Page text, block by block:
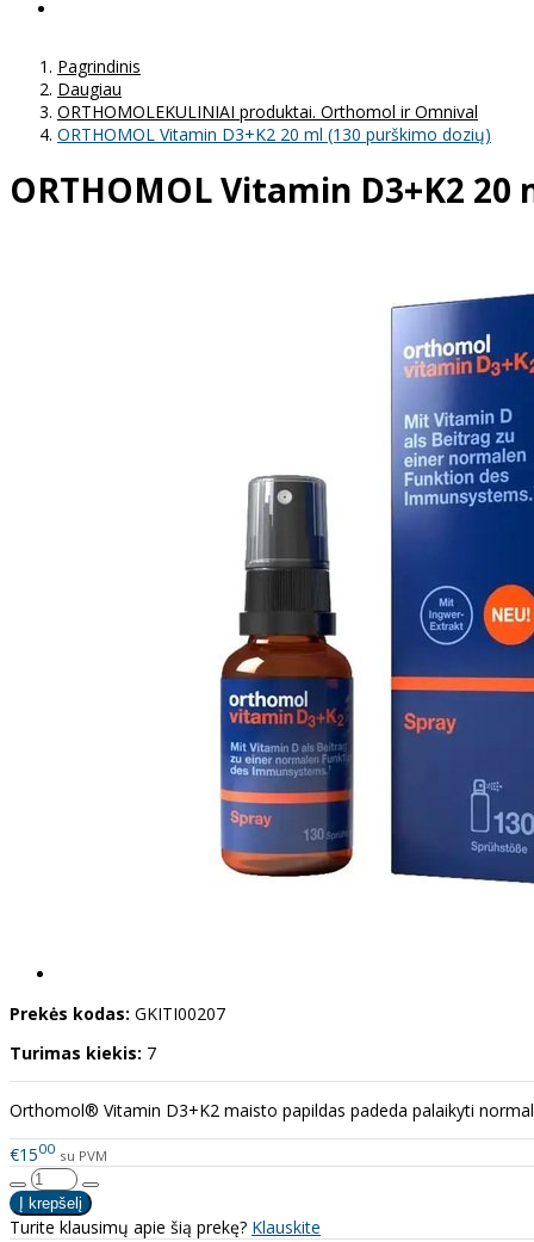
Pagrindinis
Daugiau
ORTHOMOLEKULINIAI produktai. Orthomol ir Omnival
ORTHOMOL Vitamin D3+K2 20 ml (130 purškimo dozių)
ORTHOMOL Vitamin D3+K2
Prekės kodas: GKITI00207
Turimas kiekis: 7
Orthomol® Vitamin D3+K2 maisto papildas padeda palaikyti
€1500 su PVM
Turite klausimų apie šią prekę? Klauskite